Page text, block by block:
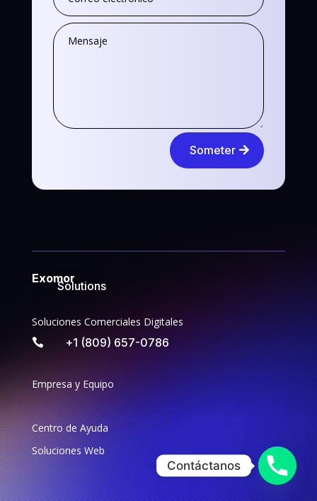
Someter
Exomor
Solutions
Soluciones Comerciales Digitales
 +1 (809) 657-0786
Empresa y Equipo
Centro de Ayuda
Soluciones Web
Contáctanos